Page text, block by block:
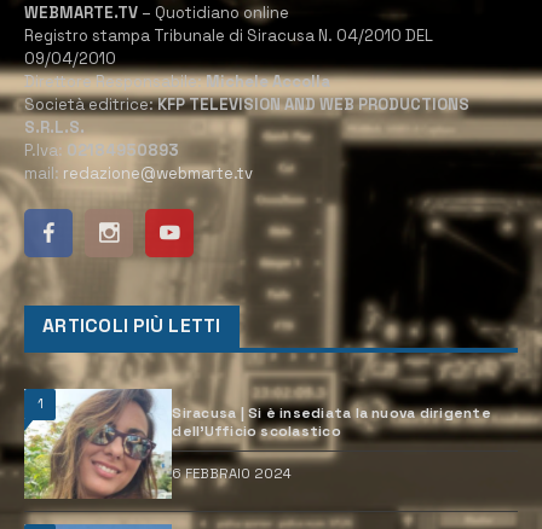
WEBMARTE.TV – Quotidiano online
Registro stampa Tribunale di Siracusa N. 04/2010 DEL
09/04/2010
Direttore Responsabile:Michele Accolla
Società editrice:KFP TELEVISION AND WEB PRODUCTIONS
S.R.L.S.
P.Iva: 02184950893
mail: redazione@webmarte.tv
ARTICOLI PIÙ LETTI
1
Siracusa | Si è insediata la nuova dirigente
dell’Ufficio scolastico
6 FEBBRAIO 2024